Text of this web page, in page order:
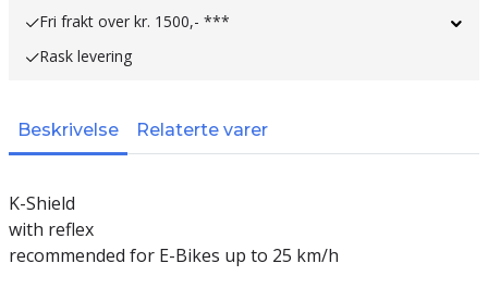
Fri frakt over kr. 1500,- ***
Rask levering
Beskrivelse Relaterte varer
K-Shield
with reflex
recommended for E-Bikes up to 25 km/h